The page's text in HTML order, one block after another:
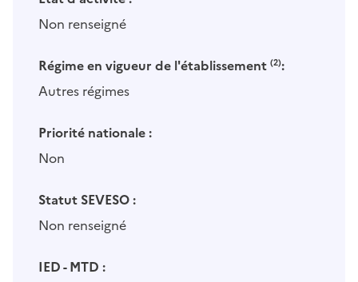
Non renseigné
Régime en vigueur de l'établissement (2):
Autres régimes
Priorité nationale :
Non
Statut SEVESO :
Non renseigné
IED - MTD :